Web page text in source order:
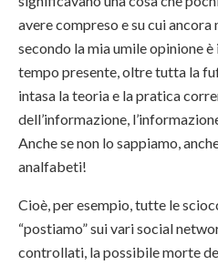
avere compreso e su cui
secondo la mia umile opinione
tempo presente, oltre tutta la
intasa la teoria e la pratica
dell’informazione,
Anche se non lo sappiamo,
analfabeti!
Cioè, per esempio, tutte le
“postiamo” sui vari social
controllati, la possibile morte